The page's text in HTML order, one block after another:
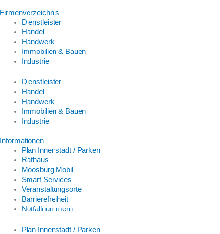
Firmenverzeichnis
Dienstleister
Handel
Handwerk
Immobilien & Bauen
Industrie
Dienstleister
Handel
Handwerk
Immobilien & Bauen
Industrie
Informationen
Plan Innenstadt / Parken
Rathaus
Moosburg Mobil
Smart Services
Veranstaltungsorte
Barrierefreiheit
Notfallnummern
Plan Innenstadt / Parken